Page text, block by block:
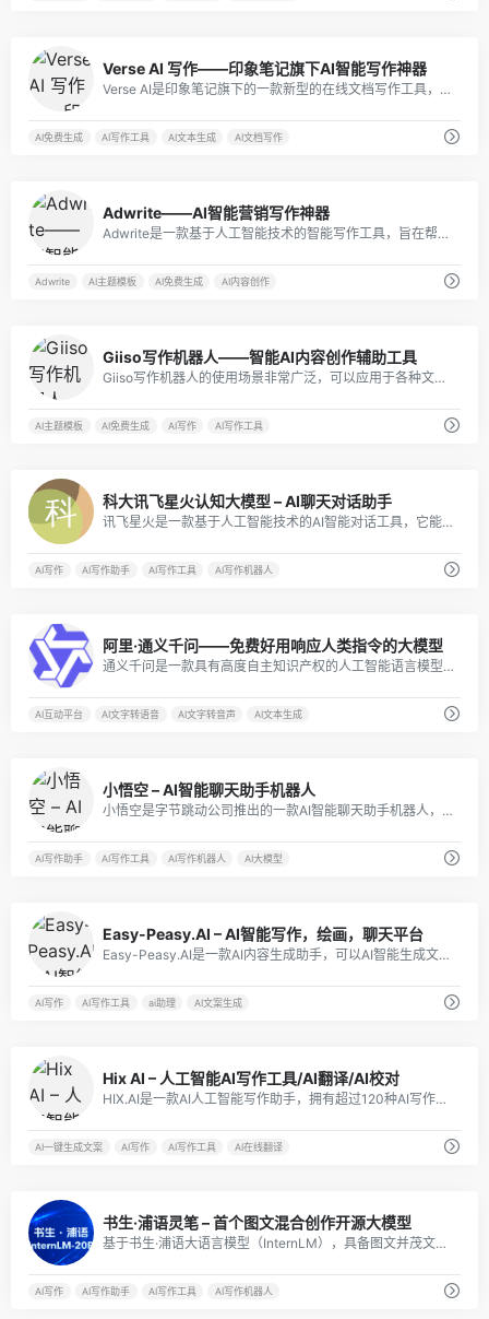
Verse AI 写作——印象笔记旗下AI智能写作神器
Verse AI是印象笔记旗下的一款新型的在线文档写作工具，集成了许多先进的功能和技术，可以帮助用户更高效地写作、管理和组织信息。
AI免费生成 AI写作工具 AI文本生成 AI文档写作
Adwrite——AI智能营销写作神器
Adwrite是一款基于人工智能技术的智能写作工具，旨在帮助用户撰写出吸引人的文案。它能够自动生成多种场景下的文案，从而大大减轻了写作的工作量。
Adwrite AI主题模板 AI免费生成 AI内容创作
Giiso写作机器人——智能AI内容创作辅助工具
Giiso写作机器人的使用场景非常广泛，可以应用于各种文章、新闻、广告、策划、小说、论文等领域。无论是在自媒体、企业宣传、教育、科技、医疗等行业，还是在日常生活中，Giiso写作机器人都能为用户提供高效便捷的写作支持。
AI主题模板 AI免费生成 AI写作 AI写作工具
科大讯飞星火认知大模型 – AI聊天对话助手
讯飞星火是一款基于人工智能技术的AI智能对话工具，它能够实现自然语言处理、语音识别、语义理解等功能，为用户提供更加智能化、个性化的服务。
AI写作 AI写作助手 AI写作工具 AI写作机器人
阿里·通义千问——免费好用响应人类指令的大模型
通义千问是一款具有高度自主知识产权的人工智能语言模型，具有强大的语言处理能力
AI互动平台 AI文字转语音 AI文字转音声 AI文本生成
小悟空 – AI智能聊天助手机器人
小悟空是字节跳动公司推出的一款AI智能聊天助手机器人，内置了多种AI工具，可以帮助你完成各种任务，例如查询天气、看新闻等。
AI写作助手 AI写作工具 AI写作机器人 AI大模型
Easy-Peasy.AI – AI智能写作，绘画，聊天平台
Easy-Peasy.AI是一款AI内容生成助手，可以AI智能生成文本、图像和音频转文字。
AI写作 AI写作工具 ai助理 AI文案生成
Hix AI – 人工智能AI写作工具/AI翻译/AI校对
HIX.AI是一款AI人工智能写作助手，拥有超过120种AI写作工具，支持近50种语言，包括AI写作、摘要总结、文本校对、语法检查、视频脚本编写等功能。
AI一键生成文案 AI写作 AI写作工具 AI在线翻译
书生·浦语灵笔 – 首个图文混合创作开源大模型
基于书生·浦语大语言模型（InternLM），具备图文并茂文章的「一键生成」能力，接受视觉和语言模态输入，在图文对话方面表现十分优秀。
AI写作 AI写作助手 AI写作工具 AI写作机器人